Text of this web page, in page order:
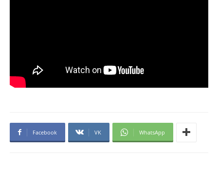
Facebook VK WhatsApp